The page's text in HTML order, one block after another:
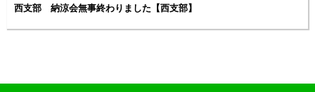
西支部 納涼会無事終わりました【西支部】